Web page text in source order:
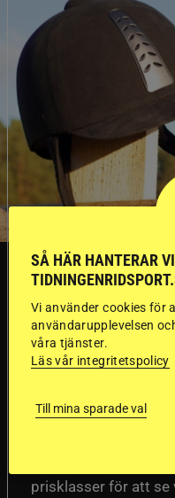
SVERIGE
Dyraste
sämst i
prisklasser för att se
SÅ HÄR HANTERAR
Vi använder cookies för
användarupplevelsen
våra tjänster.
Läs vår integritetspolicy
Till mina sparade val